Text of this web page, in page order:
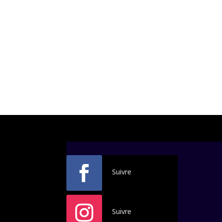
Suivre
Suivre